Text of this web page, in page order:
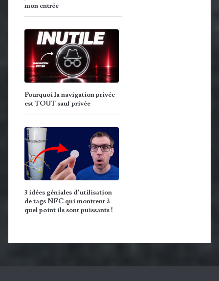
mon entrée
Pourquoi la navigation privée
est TOUT sauf privée
3 idées géniales d’utilisation
de tags NFC qui montrent à
quel point ils sont puissants !